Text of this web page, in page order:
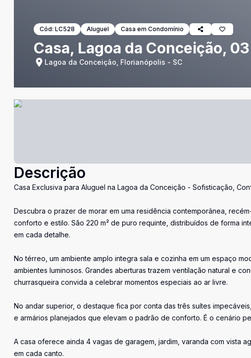
Cód: LC528 Aluguel Casa em Condomínio
Casa, Lagoa da Conceição,
Lagoa da Conceição, Florianópolis - SC
Descrição
Casa Exclusiva para Aluguel na Lagoa da Conceição - Sofisticação,
Descubra o prazer de morar em uma residência contemporânea,
conforto e estilo. São 220 m² de puro requinte, distribuídos de forma
em cada detalhe.
No térreo, um ambiente amplo integra sala e cozinha em um espaço
ambientes luminosos. Grandes aberturas trazem ventilação natural e
churrasqueira convida a celebrar momentos especiais ao ar livre.
No andar superior, o destaque fica por conta das três suítes
e armários planejados que elevam o padrão de conforto. É o cenário
A casa oferece ainda 4 vagas de garagem, jardim, varanda com vista
em cada canto.